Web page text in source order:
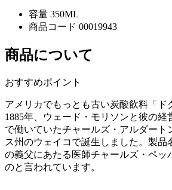
容量 350ML
商品コード 00019943
商品について
おすすめポイント
アメリカでもっとも古い炭酸飲料「ド
1885年、ウェード・モリソンと彼の経
で働いていたチャールズ・アルダート
ス州のウェイコで誕生しました。製品
の義父にあたる医師チャールズ・ペッ
のと言われています。